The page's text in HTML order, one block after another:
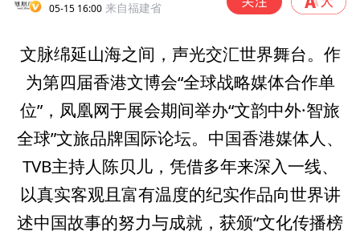
05-15 16:00 来自福建省
文脉绵延山海之间，声光交汇世界舞台。作
为第四届香港文博会“全球战略媒体合作单
位”，凤凰网于展会期间举办“文韵中外·智旅
全球”文旅品牌国际论坛。中国香港媒体人、
TVB主持人陈贝儿，凭借多年来深入一线、
以真实客观且富有温度的纪实作品向世界讲
述中国故事的努力与成就，获颁“文化传播榜